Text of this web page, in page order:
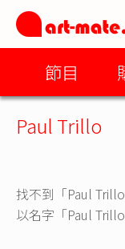
節目
Paul Trillo
找不到「Paul
以名字「Paul